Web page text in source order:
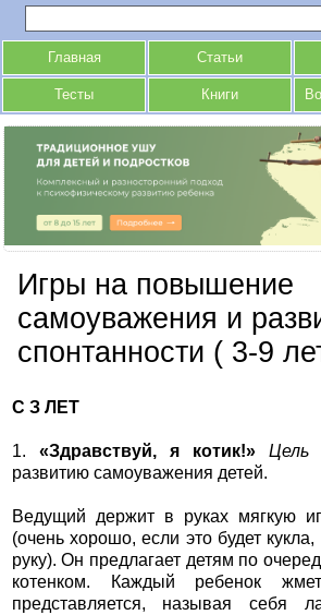
Главная Статьи
Тесты Книги
Игры на повышение
самоуважения и
спонтанности ( 3-9
С З ЛЕТ
1. «Здравствуй, я котик!» Цель
развитию самоуважения детей.
Ведущий держит в руках мягкую
(очень хорошо, если это будет
руку). Он предлагает детям по
котенком. Каждый ребенок
представляется, называя себя